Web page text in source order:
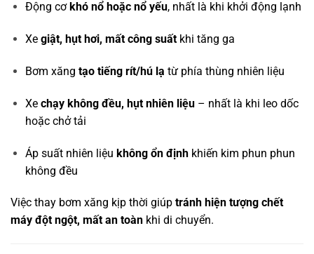
Động cơ khó nổ hoặc nổ yếu, nhất là khi khởi động lạnh
Xe giật, hụt hơi, mất công suấtkhi tăng ga
Bơm xăng tạo tiếng rít/hú lạ từ phía thùng nhiên liệu
Xe chạy không đều, hụt nhiên liệu– nhất là khi leo dốc
hoặc chở tải
Áp suất nhiên liệu không ổn địnhkhiến kim phun phun
không đều
Việc thay bơm xăng kịp thời giúp tránh hiện tượng chết
máy đột ngột, mất an toàn khi di chuyển.